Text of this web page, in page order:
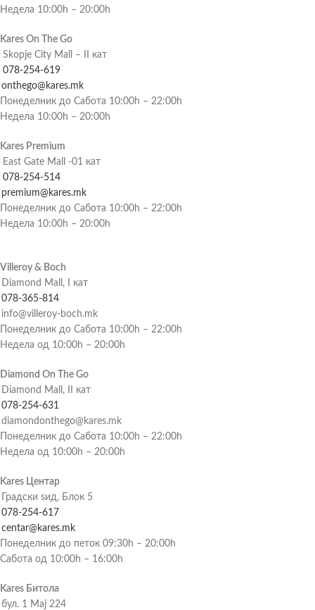
Недела 10:00h – 20:00h
Kares On The Go
Skopje City Mall – II кат
078-254-619
onthego@kares.mk
Понеделник до Сабота 10:00h – 22:00h
Недела 10:00h – 20:00h
Kares Premium
East Gate Mall -01 кат
078-254-514
premium@kares.mk
Понеделник до Сабота 10:00h – 22:00h
Недела 10:00h – 20:00h
Villeroy & Boch
Diamond Mall, I кат
078-365-814
info@villeroy-boch.mk
Понеделник до Сабота 10:00h – 22:00h
Недела од 10:00h – 20:00h
Diamond On The Go
Diamond Mall, II кат
078-254-631
diamondonthego@kares.mk
Понеделник до Сабота 10:00h – 22:00h
Недела од 10:00h – 20:00h
Kares Центар
Градски ѕид, Блок 5
078-254-617
centar@kares.mk
Понеделник до петок 09:30h – 20:00h
Сабота од 10:00h – 16:00h
Kares Битола
бул. 1 Мај 224